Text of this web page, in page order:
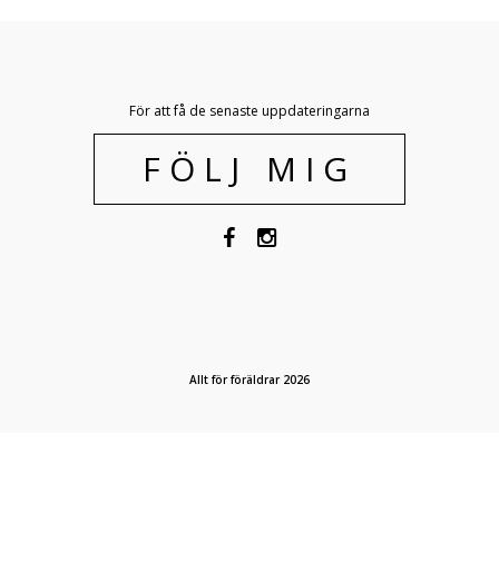
För att få de senaste uppdateringarna
FÖLJ MIG
Allt för föräldrar 2026